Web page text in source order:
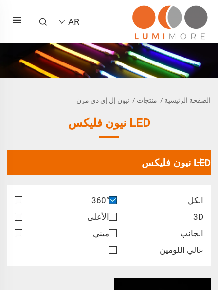
AR
الصفحة الرئيسية/ منتجات/ نيون إل إي دي مرن
LED نيون فليكس
LED نيون فليكس
الكل
360°
3D
الأعلى
الجانب
ميني
عالي اللومين